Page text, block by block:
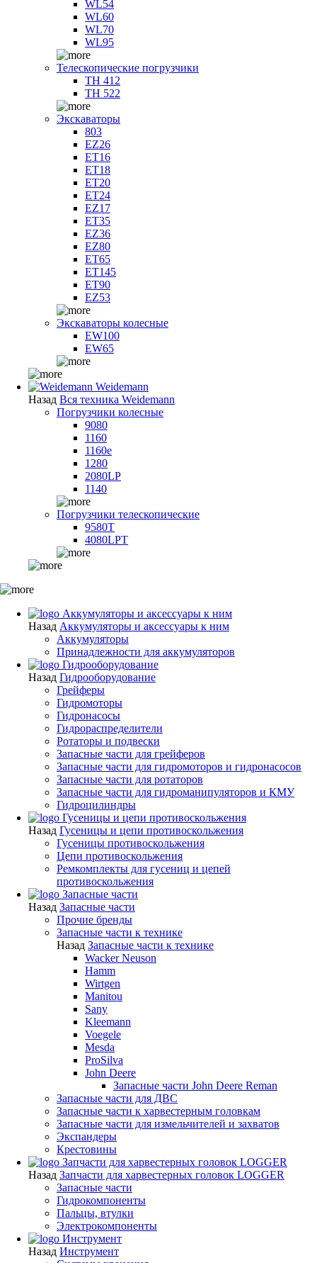
WL54
WL60
WL70
WL95
Телескопические погрузчики
TH 412
TH 522
Экскаваторы
803
EZ26
ET16
ET18
ET20
ET24
EZ17
ET35
EZ36
EZ80
ET65
ET145
ET90
EZ53
Экскаваторы колесные
EW100
EW65
Weidemann
Назад Вся техника Weidemann
Погрузчики колесные
9080
1160
1160e
1280
2080LP
1140
Погрузчики телескопические
9580T
4080LPT
Аккумуляторы и аксессуары к ним
Назад Аккумуляторы и аксессуары к ним
Аккумуляторы
Принадлежности для аккумуляторов
Гидрооборудование
Назад Гидрооборудование
Грейферы
Гидромоторы
Гидронасосы
Гидрораспределители
Ротаторы и подвески
Запасные части для грейферов
Запасные части для гидромоторов и гидронасосов
Запасные части для ротаторов
Запасные части для гидроманипуляторов и КМУ
Гидроцилиндры
Гусеницы и цепи противоскольжения
Назад Гусеницы и цепи противоскольжения
Гусеницы противоскольжения
Цепи противоскольжения
Ремкомплекты для гусениц и цепей
противоскольжения
Запасные части
Назад Запасные части
Прочие бренды
Запасные части к технике
Назад Запасные части к технике
Wacker Neuson
Hamm
Wirtgen
Manitou
Sany
Kleemann
Voegele
Mesda
ProSilva
John Deere
Запасные части John Deere Reman
Запасные части для ДВС
Запасные части к харвестерным головкам
Запасные части для измельчителей и захватов
Экспандеры
Крестовины
Запчасти для харвестерных головок LOGGER
Назад Запчасти для харвестерных головок LOGGER
Запасные части
Гидрокомпоненты
Пальцы, втулки
Электрокомпоненты
Инструмент
Назад Инструмент